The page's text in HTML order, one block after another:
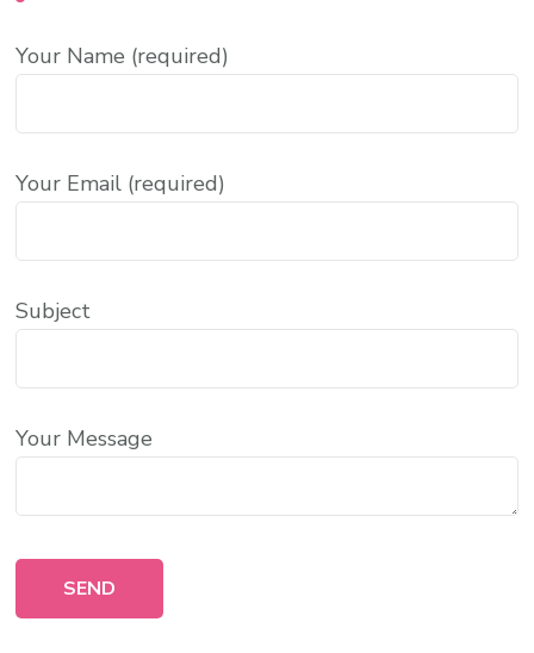
Your Name (required)
Your Email (required)
Subject
Your Message